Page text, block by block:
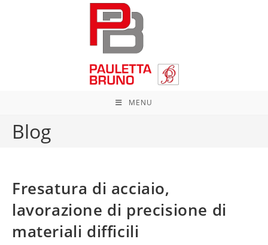
MENU
Blog
Fresatura di acciaio,
lavorazione di precisione di
materiali difficili